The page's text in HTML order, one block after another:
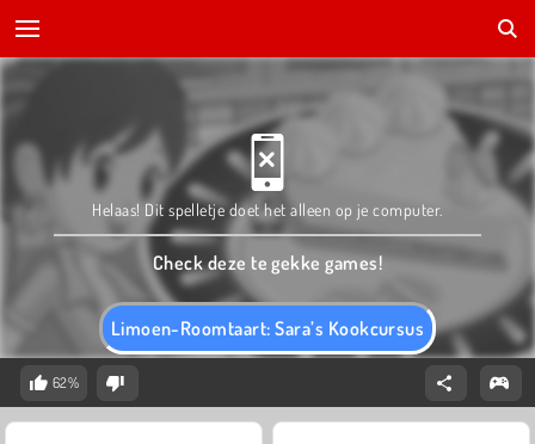
Limoen-Roomtaart: Sara’s Kookcursus
Helaas! Dit spelletje doet het alleen op je computer.
Check deze te gekke games!
62%